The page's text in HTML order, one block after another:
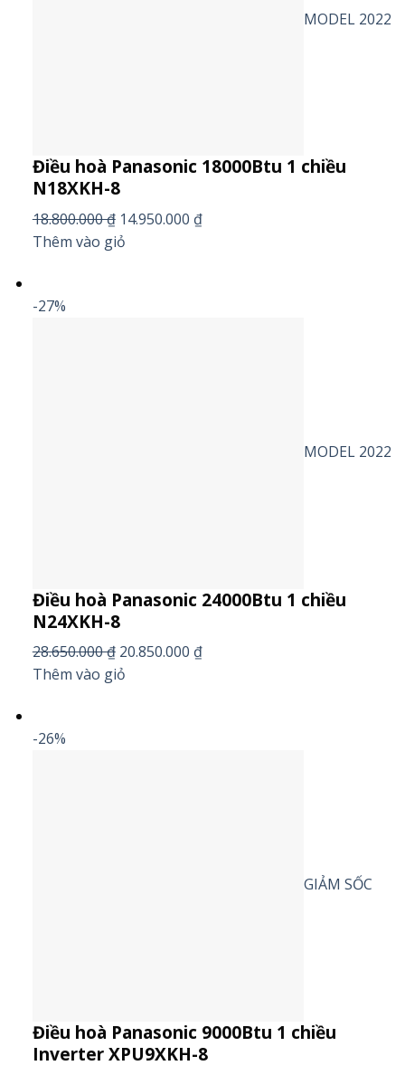
MODEL 2022
Điều hoà Panasonic 18000Btu 1 chiều
N18XKH-8
18.800.000 ₫ 14.950.000 ₫
Thêm vào giỏ
-27%
MODEL 2022
Điều hoà Panasonic 24000Btu 1 chiều
N24XKH-8
28.650.000 ₫ 20.850.000 ₫
Thêm vào giỏ
-26%
GIẢM SỐC
Điều hoà Panasonic 9000Btu 1 chiều
Inverter XPU9XKH-8